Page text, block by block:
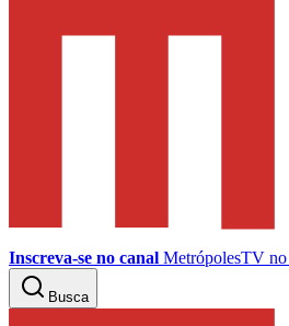
Inscreva-se no canal MetrópolesTV no
Busca